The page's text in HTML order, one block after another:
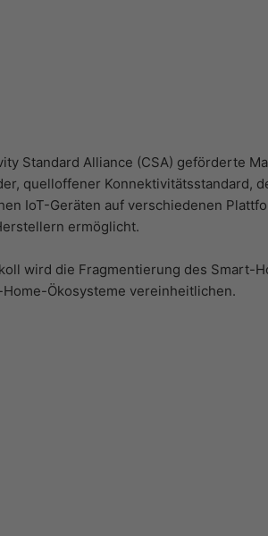
Standard Alliance (CSA) geförderte
quelloffener Konnektivitätsstandard,
IoT-Geräten auf verschiedenen
ermöglicht.
wird die Fragmentierung des Smart-
Ökosysteme vereinheitlichen.